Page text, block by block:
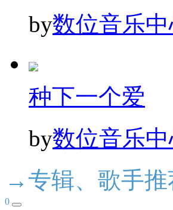
by数位音乐
种下一个爱
by数位音乐
→专辑、歌手
0